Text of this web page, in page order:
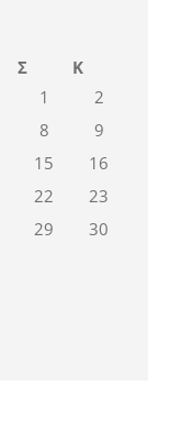
Σ
Κ
1
2
8
9
15
16
22
23
29
30